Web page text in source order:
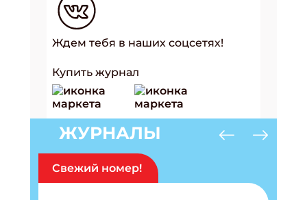
Ждем тебя в наших соцсетях!
Купить журнал
ЖУРНАЛЫ
Свежий номер!